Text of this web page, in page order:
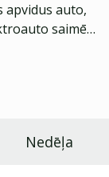
apvidus auto,
saimē
Nedēļa